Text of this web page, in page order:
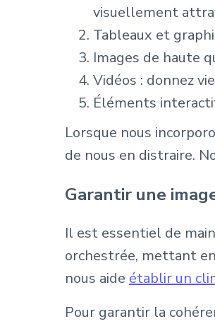
visuellement
Tableaux et
Images de haute
Vidéos : donnez
Éléments
Lorsque nous
de nous en distraire.
Garantir une
Il est essentiel de
orchestrée, mettant
nous aide établir un
Pour garantir la